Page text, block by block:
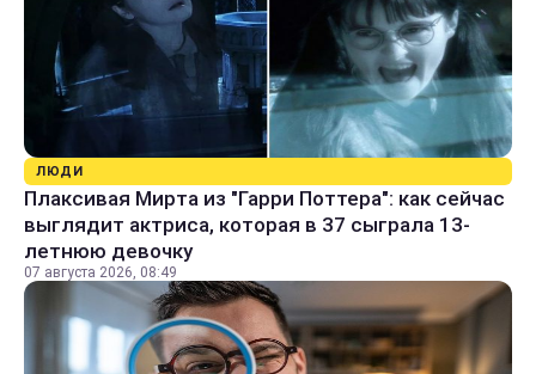
ЛЮДИ
Плаксивая Мирта из "Гарри Поттера": как сейчас
выглядит актриса, которая в 37 сыграла 13-
летнюю девочку
07 августа 2026, 08:49